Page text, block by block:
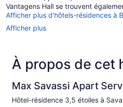
Vantagens Hall se trouvent
Afficher plus d’hôtels-résidences à
Afficher plus
À propos de cet
Max Savassi Apart
Hôtel-résidence 3,5 étoiles à